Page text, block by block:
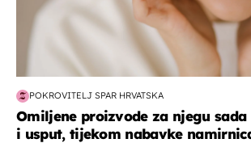
POKROVITELJ SPAR HRVATSKA
Omiljene proizvode za njegu
i usput, tijekom nabavke